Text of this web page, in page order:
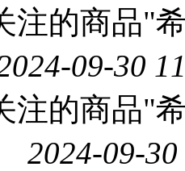
注的商品"
09-30
注的商品"
2024-09-